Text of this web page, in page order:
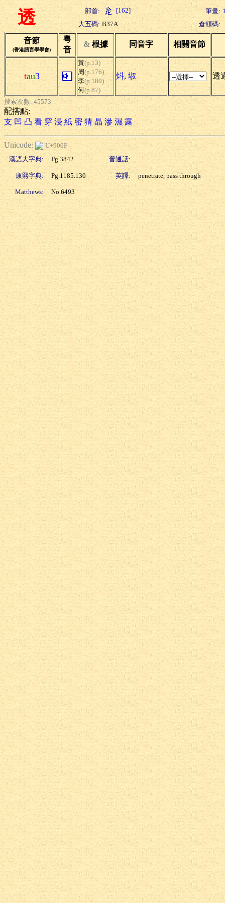
透 部首: [162] 筆畫:
大五碼: B37A 倉頡碼:
音節
(香港語言學學會)
粵
音
& 根據 同音字 相關音節
tau3
黃(p.13)
周(p.176)
李(p.180)
何(p.87)
炓, 埱 透
搜索次數: 45573
配搭點:
支 凹 凸 看 穿 浸 紙 密 猜 晶 滲 濕 露
Unicode:
U+900F
漢語大字典:
Pg.3842 普通話:
康熙字典: Pg.1185.130 英譯: penetrate, pass through
Matthews: No.6493